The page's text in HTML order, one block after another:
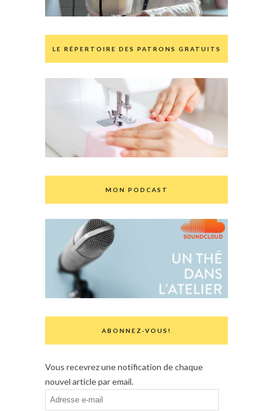
LE RÉPERTOIRE DES PATRONS GRATUITS
MON PODCAST
ABONNEZ-VOUS!
Vous recevrez une notification de chaque
nouvel article par email.
Adresse